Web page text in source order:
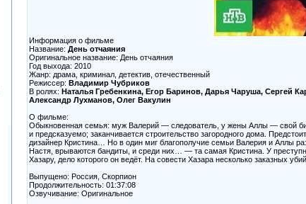
Информация о фильме
Название: День отчаяния
Оригинальное название: День отчаяния
Год выхода: 2010
Жанр: драма, криминал, детектив, отечественный
Режиссер: Владимир Чубриков
В ролях: Наталья Гребенкина, Егор Баринов, Дарья Чаруша, Сергей
Александр Лухманов, Олег Вакулин
О фильме:
Обыкновенная семья: муж Валерий — следователь, у жены Аллы — свой
и предсказуемо; заканчивается строительство загородного дома.
дизайнер Кристина… Но в один миг благополучие семьи Валерия и Аллы
Настя, врываются бандиты, и среди них… — та самая Кристина. У
Хазару, дело которого он ведёт. На совести Хазара несколько заказных
Выпущено: Россия, Скорпион
Продолжительность: 01:37:08
Озвучивание: Оригинальное